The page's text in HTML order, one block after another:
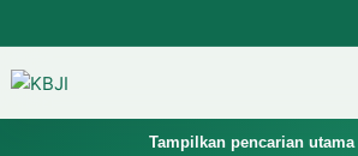
Tampilkan pencarian utama